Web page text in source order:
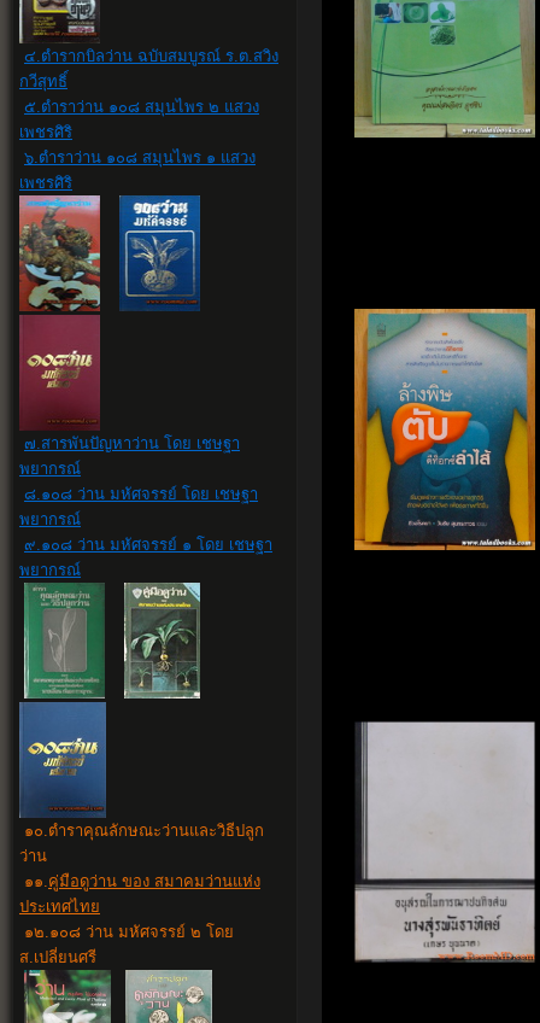
๔.ตำรากบิลว่าน ฉบับสมบูรณ์ ร.ต.สวิง
กวีสุทธิ์
๕.ตำราว่าน ๑๐๘ สมุนไพร ๒ แสวง
เพชรศิริ
๖.ตำราว่าน ๑๐๘ สมุนไพร ๑ แสวง
เพชรศิริ
๗.สารพันปัญหาว่าน โดย เชษฐา
พยากรณ์
๘.๑๐๘ ว่าน มหัศจรรย์ โดย เชษฐา
พยากรณ์
๙.๑๐๘ ว่าน มหัศจรรย์ ๑ โดย เชษฐา
พยากรณ์
๑๐.ตำราคุณลักษณะว่านและวิธีปลูก
ว่าน
๑๑.คู่มือดูว่าน ของ สมาคมว่านแห่ง
ประเทศไทย
๑๒.๑๐๘ ว่าน มหัศจรรย์ ๒ โดย
ส.เปลี่ยนศรี